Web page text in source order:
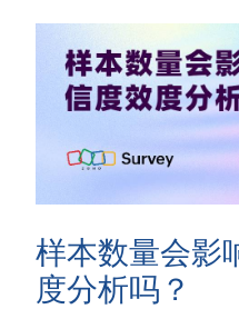
样本数量会影
度分析吗？